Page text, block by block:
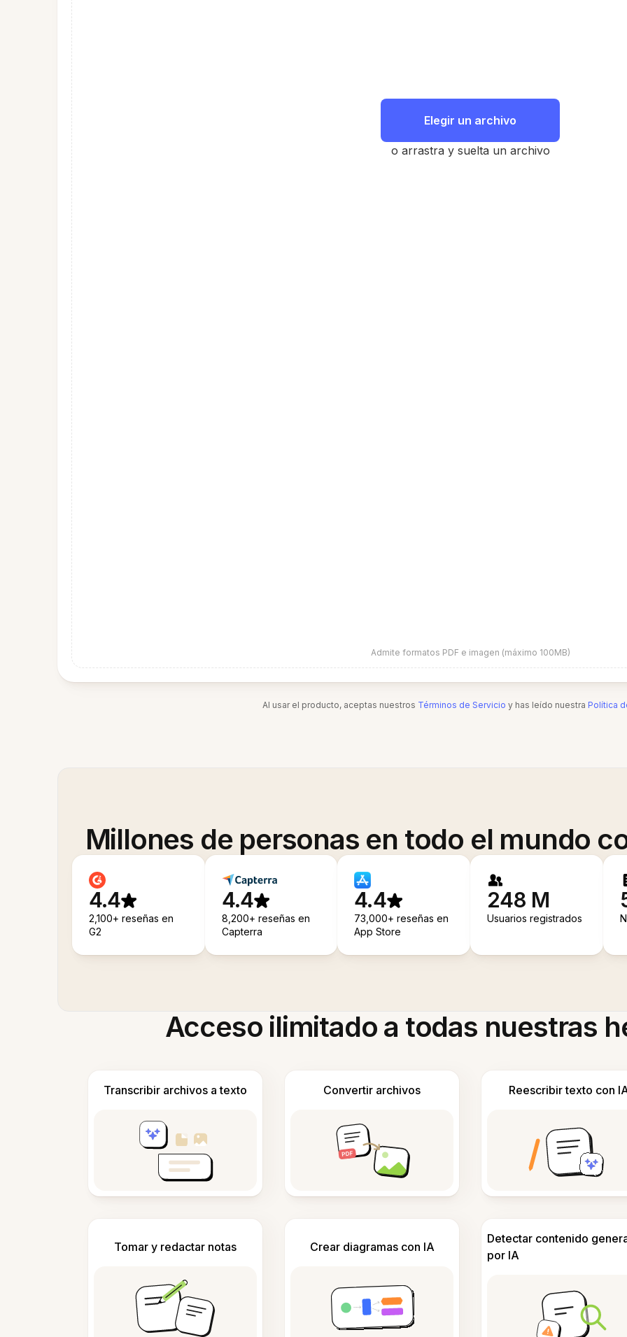
Elegir un archivo
o arrastra y suelta un archivo
Admite formatos PDF e imagen (máximo 100MB)
Al usar el producto, aceptas nuestros Términos de Servicio y has leído nuestra Política
Millones de personas en todo el mundo
4.4
2,100+ reseñas en
G2
4.4
8,200+ reseñas en
Capterra
4.4
73,000+ reseñas en
App Store
248 M
Usuarios registrados
Acceso ilimitado a todas nuestras
Transcribir archivos a texto Convertir archivos Reescribir texto con
Tomar y redactar notas Crear diagramas con IA
Detectar contenido
por IA